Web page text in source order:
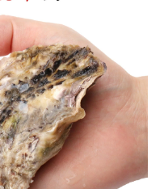
せん。領収書は購入履歴
れる